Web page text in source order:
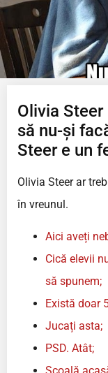
Olivia
să nu-și
Steer e un
Olivia Steer ar
în vreunul.
Aici aveți
Cică elevii
să spunem;
Există doar
Jucați asta;
PSD. Atât;